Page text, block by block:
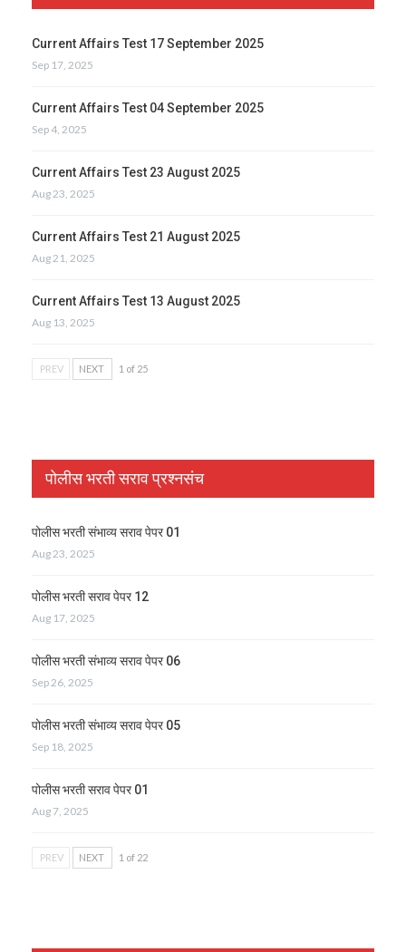
Current Affairs Test 17 September 2025
Sep 17, 2025
Current Affairs Test 04 September 2025
Sep 4, 2025
Current Affairs Test 23 August 2025
Aug 23, 2025
Current Affairs Test 21 August 2025
Aug 21, 2025
Current Affairs Test 13 August 2025
Aug 13, 2025
PREV NEXT 1 of 25
पोलीस भरती सराव प्रश्नसंच
पोलीस भरती संभाव्य सराव पेपर 01
Aug 23, 2025
पोलीस भरती सराव पेपर 12
Aug 17, 2025
पोलीस भरती संभाव्य सराव पेपर 06
Sep 26, 2025
पोलीस भरती संभाव्य सराव पेपर 05
Sep 18, 2025
पोलीस भरती सराव पेपर 01
Aug 7, 2025
PREV NEXT 1 of 22